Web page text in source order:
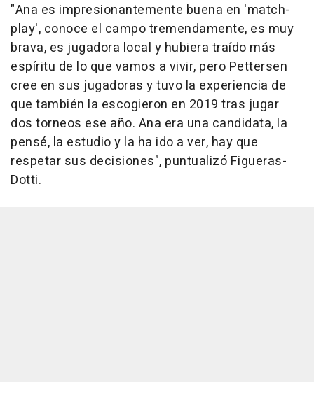
"Ana es impresionantemente buena en 'match-
play', conoce el campo tremendamente, es muy
brava, es jugadora local y hubiera traído más
espíritu de lo que vamos a vivir, pero Pettersen
cree en sus jugadoras y tuvo la experiencia de
que también la escogieron en 2019 tras jugar
dos torneos ese año. Ana era una candidata, la
pensé, la estudio y la ha ido a ver, hay que
respetar sus decisiones", puntualizó Figueras-
Dotti.